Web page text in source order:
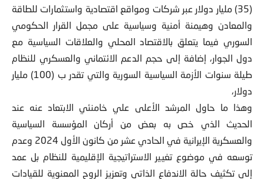
(35) مليار دولار عبر شركات ومواقع اقتصادية واستثمارات للطاقة
والمعادن وهيمنة أمنية وسياسية على مجمل القرار الحكومي
السوري فيما يتعلق بالاقتصاد المحلي والعلاقات السياسية مع
دول الجوار، إضافة إلى حجم الدعم الائتماني والعسكري للنظام
طيلة سنوات الأزمة السياسية السورية والتي تقدر ب (100) مليار
دولار،
وهذا ما حاول المرشد الأعلى علي خامنئي الابتعاد عنه عند
الحديث الذي خص به بعض من أركان المؤسسة السياسية
والعسكرية الإيرانية في الحادي عشر من كانون الأول 2024 وعدم
توسعه في موضوع تغيير الاستراتيجية الإقليمية للنظام بل عمد
إلى تكثيف حالة الاندفاع الذاتي وتعزيز الروح المعنوية للقيادات